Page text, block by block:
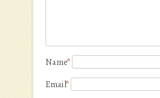
Name*
Email*